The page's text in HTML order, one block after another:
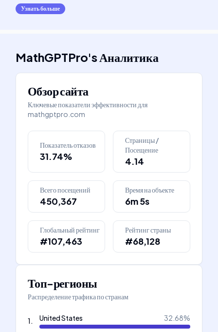
Узнать больше
MathGPTPro'sАналитика
Обзор сайта
Ключевые показатели эффективности для
mathgptpro.com
Показатель отказов
31.74%
Страницы /
Посещение
4.14
Всего посещений
450,367
Время на объекте
6m 5s
Глобальный рейтинг
#107,463
Рейтинг страны
#68,128
Топ-регионы
Распределение трафика по странам
1. United States 32.68%